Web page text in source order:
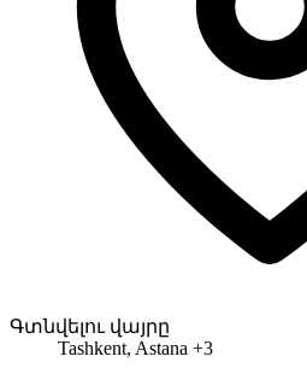
Գտնվելու վայրը
Tashkent, Astana +3